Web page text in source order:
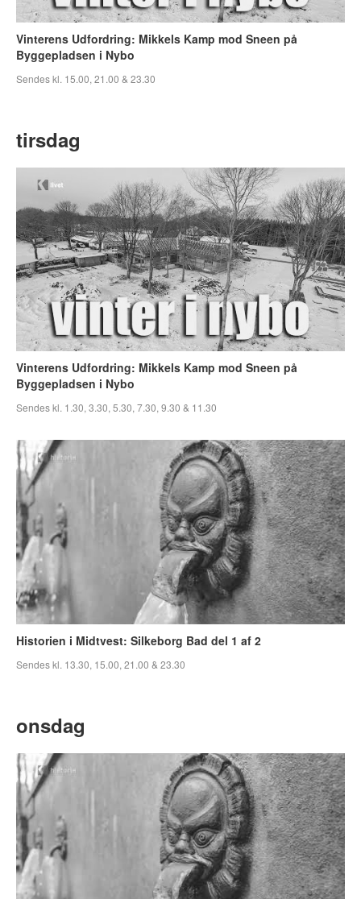
Vinterens Udfordring: Mikkels Kamp mod Sneen på
Byggepladsen i Nybo
Sendes kl. 15.00, 21.00 & 23.30
tirsdag
Vinterens Udfordring: Mikkels Kamp mod Sneen på
Byggepladsen i Nybo
Sendes kl. 1.30, 3.30, 5.30, 7.30, 9.30 & 11.30
Historien i Midtvest: Silkeborg Bad del 1 af 2
Sendes kl. 13.30, 15.00, 21.00 & 23.30
onsdag